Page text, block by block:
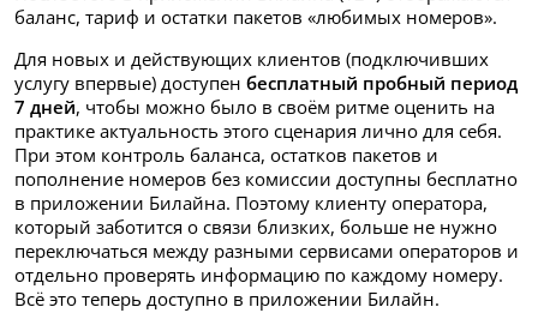
баланс, тариф и остатки пакетов «любимых номеров».
Для новых и действующих клиентов (подключивших
услугу впервые) доступен бесплатный пробный период
7 дней, чтобы можно было в своём ритме оценить на
практике актуальность этого сценария лично для себя.
При этом контроль баланса, остатков пакетов и
пополнение номеров без комиссии доступны бесплатно
в приложении Билайна. Поэтому клиенту оператора,
который заботится о связи близких, больше не нужно
переключаться между разными сервисами операторов и
отдельно проверять информацию по каждому номеру.
Всё это теперь доступно в приложении Билайн.